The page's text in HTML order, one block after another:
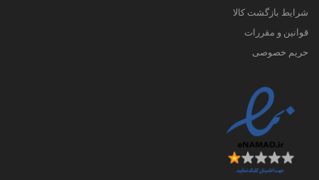
شرایط بازگشت کالا
قوانین و مقررات
حریم خصوصی